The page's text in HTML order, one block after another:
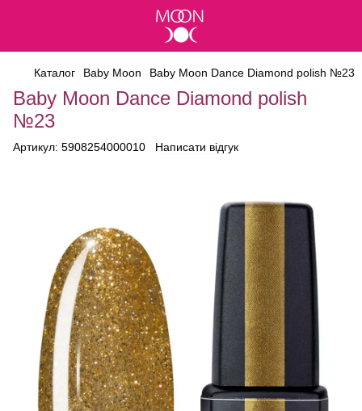
Каталог Baby Moon Baby Moon Dance Diamond polish №23
Baby Moon Dance Diamond polish
№23
Артикул: 5908254000010 Написати відгук